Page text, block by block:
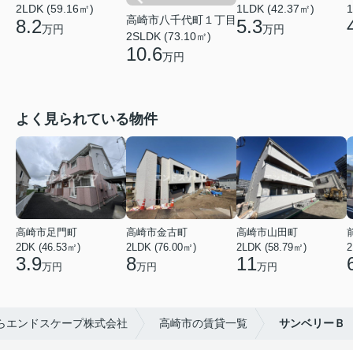
2LDK (59.16㎡)
8.2万円
高崎市八千代町１丁目
2SLDK (73.10㎡)
10.6万円
1LDK (42.37㎡)
5.3万円
よく見られている物件
高崎市足門町
2DK (46.53㎡)
3.9万円
高崎市金古町
2LDK (76.00㎡)
8万円
高崎市山田町
2LDK (58.79㎡)
11万円
エンドスケープ株式会社 高崎市の賃貸一覧 サンベリーＢ